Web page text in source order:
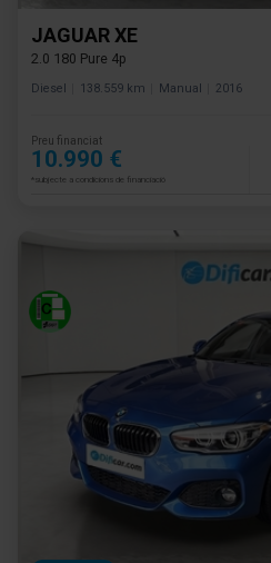
JAGUAR XE
2.0 180 Pure 4p
Diesel 138.559 km Manual 2016
Preu financiat
10.990 €
*subjecte a condicions de financiació